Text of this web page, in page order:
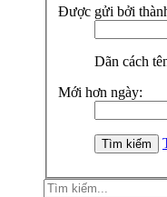
Được gửi bởi
Dãn cách
Mới hơn ngày: